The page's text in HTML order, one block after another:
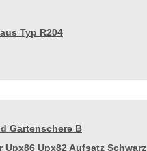
Typ R204
Gartenschere B
Upx82 Aufsatz Schwarz